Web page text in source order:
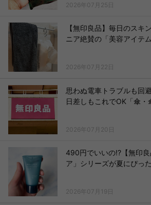
2026年07月25日
【無印良品】毎日のスキ
ニア絶賛の「美容アイテ
2026年07月22日
思わぬ電車トラブルも回
日差しもこれでOK「傘・
2026年07月20日
490円でいいの!?【無印
ア」シリーズが夏にぴっ
2026年07月19日